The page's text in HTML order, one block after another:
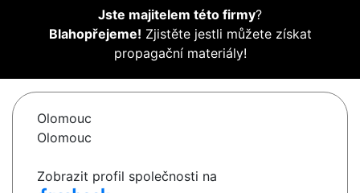
Jste majitelem této firmy?
Blahopřejeme! Zjistěte jestli můžete získat
propagační materiály!
Olomouc
Olomouc
Zobrazit profil společnosti na